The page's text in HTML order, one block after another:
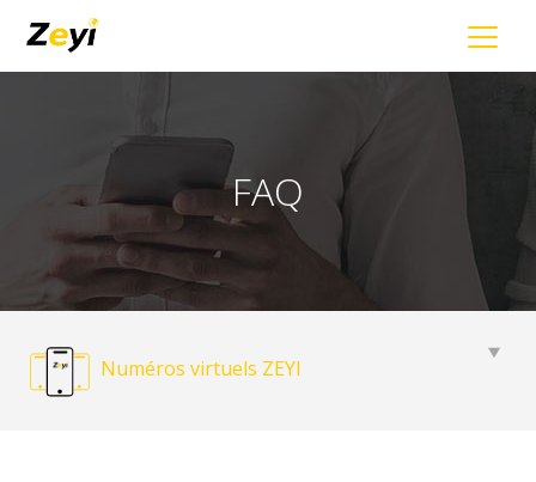
FAQ
Numéros virtuels ZEYI